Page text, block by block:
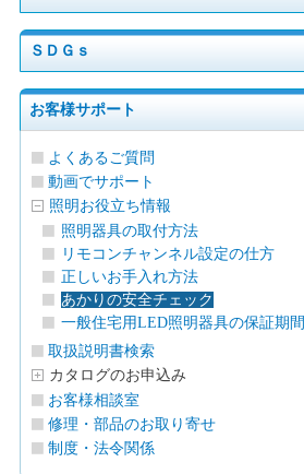
ＳＤＧｓ
お客様サポート
よくあるご質問
動画でサポート
照明お役立ち情報
照明器具の取付方法
リモコンチャンネル設定の仕方
正しいお手入れ方法
あかりの安全チェック
一般住宅用LED照明器具の保証期間
取扱説明書検索
カタログのお申込み
お客様相談室
修理・部品のお取り寄せ
制度・法令関係